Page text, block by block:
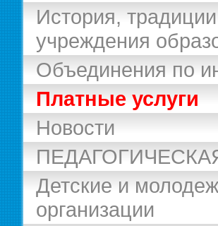
История,
учреждения
Объединения по
Платные услуги
Новости
Детские и
организации